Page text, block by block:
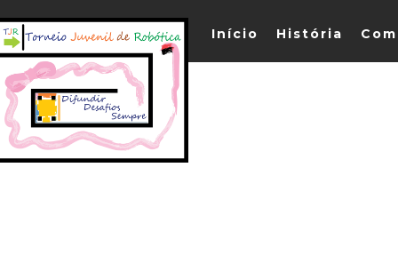
Início História